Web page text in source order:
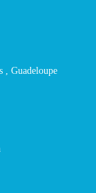
, Guadeloupe